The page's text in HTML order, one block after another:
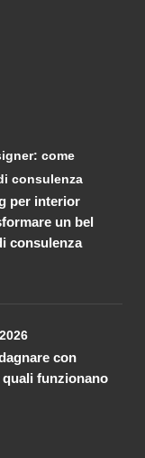
per interior
un bel
consulenza
con
quali funzionano